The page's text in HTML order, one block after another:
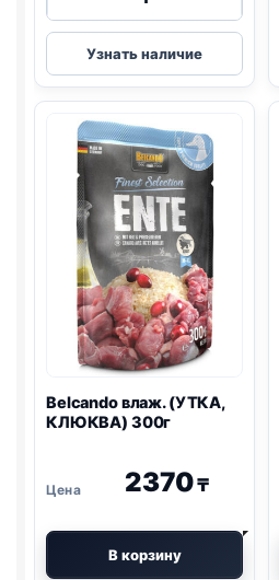
Belcando
влаж.
(ОЛЕНИНА,
БРУСНИКА)
125г
Узнать наличие
Belcando влаж. (УТКА,
КЛЮКВА) 300г
2370₸
В корзину